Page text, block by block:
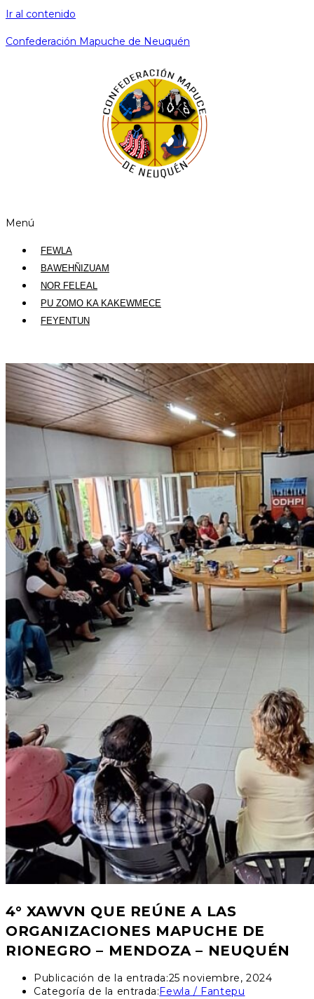
Ir al contenido
Confederación Mapuche de Neuquén
Menú
FEWLA
BAWEHÑIZUAM
NOR FELEAL
PU ZOMO KA KAKEWMECE
FEYENTUN
4° XAWVN QUE REÚNE A LAS
ORGANIZACIONES MAPUCHE DE
RIONEGRO – MENDOZA – NEUQUÉN
Publicación de la entrada:25 noviembre, 2024
Categoría de la entrada: Fewla / Fantepu